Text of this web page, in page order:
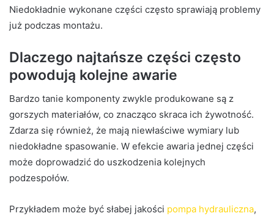
Niedokładnie wykonane części często sprawiają problemy
już podczas montażu.
Dlaczego najtańsze części często
powodują kolejne awarie
Bardzo tanie komponenty zwykle produkowane są z
gorszych materiałów, co znacząco skraca ich żywotność.
Zdarza się również, że mają niewłaściwe wymiary lub
niedokładne spasowanie. W efekcie awaria jednej części
może doprowadzić do uszkodzenia kolejnych
podzespołów.
Przykładem może być słabej jakości pompa hydrauliczna,